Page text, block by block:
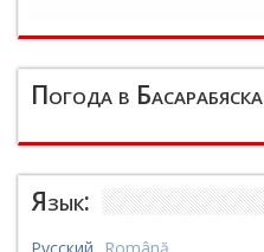
Погода в Басарабяска
Язык: